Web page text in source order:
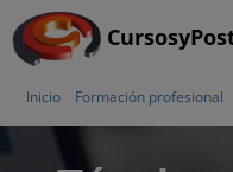
Inicio Formación profesional